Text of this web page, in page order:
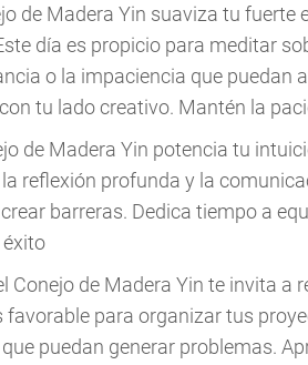
de Madera Yin suaviza tu fuerte
día es propicio para meditar
o la impaciencia que puedan
tu lado creativo. Mantén la
de Madera Yin potencia tu
reflexión profunda y la
barreras. Dedica tiempo a
éxito
Conejo de Madera Yin te invita a
favorable para organizar tus
puedan generar problemas.